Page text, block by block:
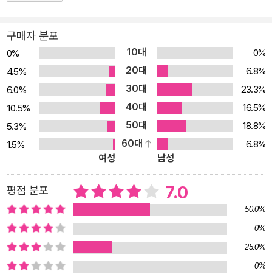
구매자 분포
0% 10대
0%
4.5%
20대
6.8%
6.0%
30대
23.3%
10.5%
40대
16.5%
5.3%
50대
18.8%
1.5%
60대
6.8%
여성
남성
평점 분포 7.0
50.0%
0%
25.0%
0%